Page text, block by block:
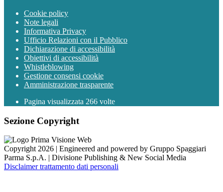
Cookie policy
Note legali
Informativa Privacy
Ufficio Relazioni con il Pubblico
Dichiarazione di accessibilità
Obiettivi di accessibilità
Whistleblowing
Gestione consensi cookie
Amministrazione trasparente
Pagina visualizzata 266 volte
Sezione Copyright
Copyright 2026 | Engineered and powered by Gruppo Spaggiari
Parma S.p.A. | Divisione Publishing & New Social Media
Disclaimer trattamento dati personali